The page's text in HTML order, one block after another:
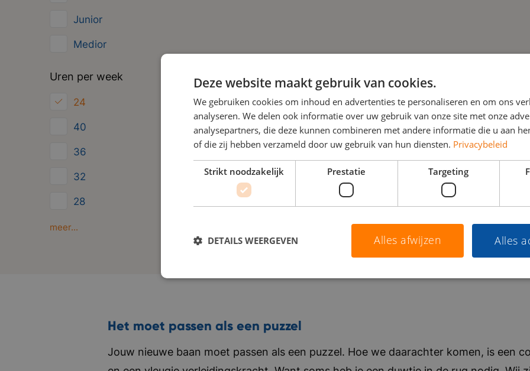
Junior
Medior
Uren per week
24
40
36
32
28
Minder dan 24
meer...
Het moet passen als een puzzel
Jouw nieuwe baan moet passen als een puzzel. Hoe we daarachter komen, is een
Deze website maakt gebruik van cookies.
We gebruiken cookies om inhoud en advertenties te personaliseren en om ons
analyseren. We delen ook informatie over uw gebruik van onze site met onze
analysepartners, die deze kunnen combineren met andere informatie die u aan
of die zij hebben verzameld door uw gebruik van hun diensten. Privacybeleid
Strikt noodzakelijk Prestatie Targeting
Alles
Alles afwijzen
DETAILS WEERGEVEN